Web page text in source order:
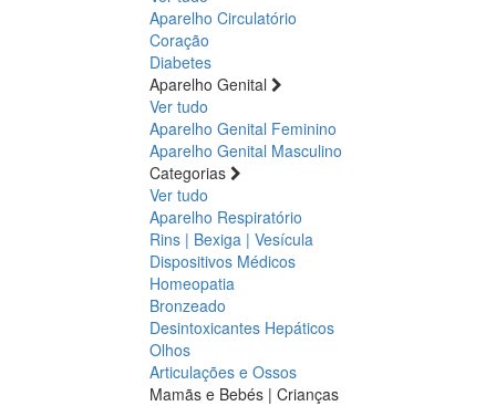
Aparelho Circulatório
Coração
Diabetes
Aparelho Genital
Ver tudo
Aparelho Genital Feminino
Aparelho Genital Masculino
Categorias
Ver tudo
Aparelho Respiratório
Rins | Bexiga | Vesícula
Dispositivos Médicos
Homeopatia
Bronzeado
Desintoxicantes Hepáticos
Olhos
Articulações e Ossos
Mamãs e Bebés | Crianças